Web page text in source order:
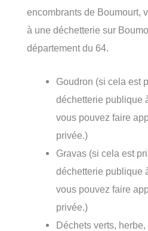
encombrants de Boumourt,
à une déchetterie sur
département du 64.
Goudron (si cela est
déchetterie publique
vous pouvez faire
privée.)
Gravas (si cela est
déchetterie publique
vous pouvez faire
privée.)
Déchets verts,